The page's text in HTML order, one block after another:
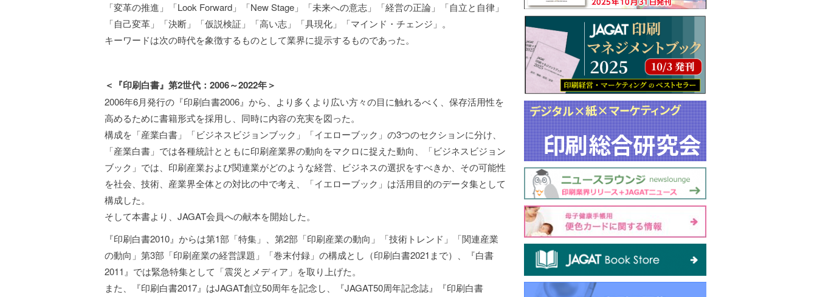
「変革の推進」「Look Forward」「New Stage」「未来への意志」「経営の正論」「自立と自律」
「自己変革」「決断」「仮説検証」「高い志」「具現化」「マインド・チェンジ」。
キーワードは次の時代を象徴するものとして業界に提示するものであった。
＜『印刷白書』第2世代：2006～2022年＞
2006年6月発行の『印刷白書2006』から、より多くより広い方々の目に触れるべく、保存活用性を
高めるために書籍形式を採用し、同時に内容の充実を図った。
構成を「産業白書」「ビジネスビジョンブック」「イエローブック」の3つのセクションに分け、
「産業白書」では各種統計とともに印刷産業界の動向をマクロに捉えた動向、「ビジネスビジョン
ブック」では、印刷産業および関連業がどのような経営、ビジネスの選択をすべきか、その可能性
を社会、技術、産業界全体との対比の中で考え、「イエローブック」は活用目的のデータ集として
構成した。
そして本書より、JAGAT会員への献本を開始した。
『印刷白書2010』からは第1部「特集」、第2部「印刷産業の動向」「技術トレンド」「関連産業
の動向」第3部「印刷産業の経営課題」「巻末付録」の構成とし（印刷白書2021まで）、『白書
2011』では緊急特集として「震災とメディア」を取り上げた。
また、『印刷白書2017』はJAGAT創立50周年を記念し、『JAGAT50周年記念誌』『印刷白書